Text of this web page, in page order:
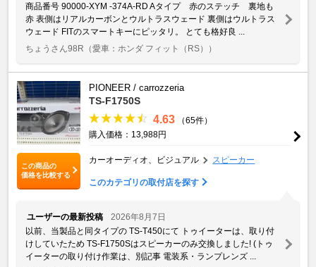
商品番号 90000-XYM -374A-RD Aタイプ 赤のステッチ 裏地も
赤 表側はリアルカーボンとウルトラスウェード 裏側はウルトラス
ウェード FITのスマートキーにピッタリ。 とても格好良 ...
ちょうさん98R （愛車：ホンダ フィット（RS））
この商品の
価格を比較する
PIONEER / carrozzeria
TS-F1750S
4.63
（65件）
購入価格：13,988円
カーオーディオ、ビジュアル スピーカー
このカテゴリの取付店を探す
ユーザーの最新投稿
2026年8月7日
以前、当製品と同タイプの TS-T450にて トゥイーターは、取り付
けしていたため TS-F1750Sはスピーカーのみ交換しました! (トゥ
イーターの取り付け作業は、別記事 電装系・ランプレンズ ...